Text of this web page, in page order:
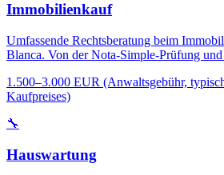
Immobilienkauf
Umfassende Rechtsberatung beim
Blanca. Von der Nota-Simple-Prüfung
1.500–3.000 EUR (Anwaltsgebühr,
Kaufpreises)
🔧
Hauswartung